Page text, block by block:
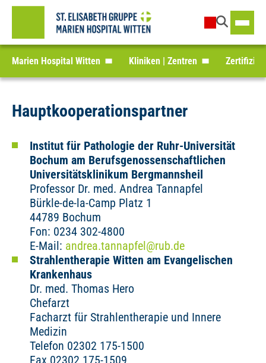
Marien Hospital Witten Kliniken | Zentren
Hauptkooperationspartner
Institut für Pathologie der Ruhr-Universität
Bochum am Berufsgenossenschaftlichen
Universitätsklinikum Bergmannsheil
Professor Dr. med. Andrea Tannapfel
Bürkle-de-la-Camp Platz 1
44789 Bochum
Fon: 0234 302-4800
E-Mail: andrea.tannapfel@rub.de
Strahlentherapie Witten am Evangelischen
Krankenhaus
Dr. med. Thomas Hero
Chefarzt
Facharzt für Strahlentherapie und Innere
Medizin
Telefon 02302 175-1500
Fax 02302 175-1509